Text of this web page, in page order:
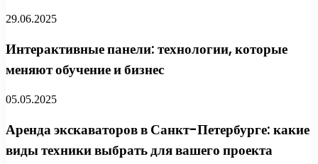
29.06.2025
Интерактивные панели: технологии, которые
меняют обучение и бизнес
05.05.2025
Аренда экскаваторов в Санкт-Петербурге: какие
виды техники выбрать для вашего проекта